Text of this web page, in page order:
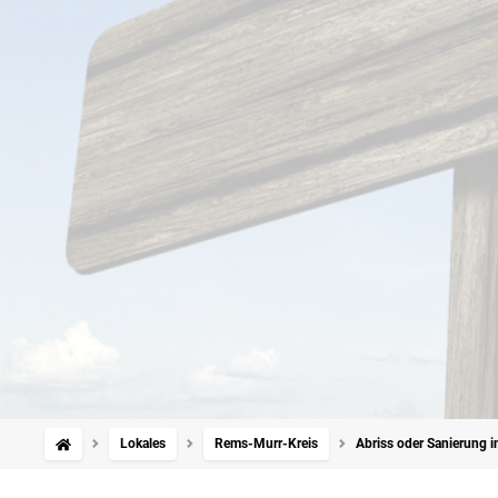
Lokales Rems-Murr-Kreis Abriss oder Sanierung